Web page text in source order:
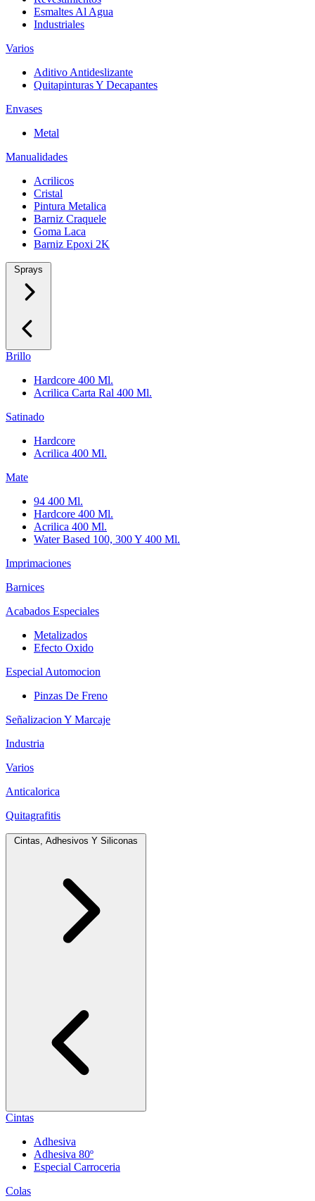
Esmaltes Al Agua
Industriales
Varios
Aditivo Antideslizante
Quitapinturas Y Decapantes
Envases
Metal
Manualidades
Acrilicos
Cristal
Pintura Metalica
Barniz Craquele
Goma Laca
Barniz Epoxi 2K
Sprays
Brillo
Hardcore 400 Ml.
Acrilica Carta Ral 400 Ml.
Satinado
Hardcore
Acrilica 400 Ml.
Mate
94 400 Ml.
Hardcore 400 Ml.
Acrilica 400 Ml.
Water Based 100, 300 Y 400 Ml.
Imprimaciones
Barnices
Acabados Especiales
Metalizados
Efecto Oxido
Especial Automocion
Pinzas De Freno
Señalizacion Y Marcaje
Industria
Varios
Anticalorica
Quitagrafitis
Cintas, Adhesivos Y Siliconas
Cintas
Adhesiva
Adhesiva 80º
Especial Carroceria
Colas